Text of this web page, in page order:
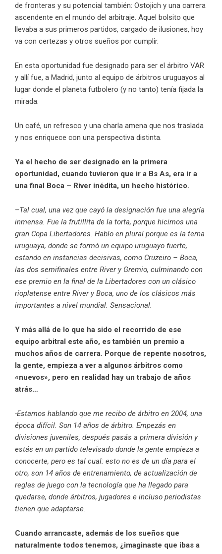
de fronteras y su potencial también: Ostojich y una carrera
ascendente en el mundo del arbitraje. Aquel bolsito que
llevaba a sus primeros partidos, cargado de ilusiones, hoy
va con certezas y otros sueños por cumplir.
En esta oportunidad fue designado para ser el árbitro VAR
y allí fue, a Madrid, junto al equipo de árbitros uruguayos al
lugar donde el planeta futbolero (y no tanto) tenía fijada la
mirada.
Un café, un refresco y una charla amena que nos traslada
y nos enriquece con una perspectiva distinta.
Ya el hecho de ser designado en la primera
oportunidad, cuando tuvieron que ir a Bs As, era ir a
una final Boca – River inédita, un hecho histórico.
–Tal cual, una vez que cayó la designación fue una alegría
inmensa. Fue la frutillita de la torta, porque hicimos una
gran Copa Libertadores. Hablo en plural porque es la terna
uruguaya, donde se formó un equipo uruguayo fuerte,
estando en instancias decisivas, como Cruzeiro – Boca,
las dos semifinales entre River y Gremio, culminando con
ese premio en la final de la Libertadores con un clásico
rioplatense entre River y Boca, uno de los clásicos más
importantes a nivel mundial. Sensacional.
Y más allá de lo que ha sido el recorrido de ese
equipo arbitral este año, es también un premio a
muchos años de carrera. Porque de repente nosotros,
la gente, empieza a ver a algunos árbitros como
«nuevos», pero en realidad hay un trabajo de años
atrás…
-Estamos hablando que me recibo de árbitro en 2004, una
época difícil. Son 14 años de árbitro. Empezás en
divisiones juveniles, después pasás a primera división y
estás en un partido televisado donde la gente empieza a
conocerte, pero es tal cual: esto no es de un día para el
otro, son 14 años de entrenamiento, de actualización de
reglas de juego con la tecnología que ha llegado para
quedarse, donde árbitros, jugadores e incluso periodistas
tienen que adaptarse.
Cuando arrancaste, además de los sueños que
naturalmente todos tenemos, ¿imaginaste que ibas a